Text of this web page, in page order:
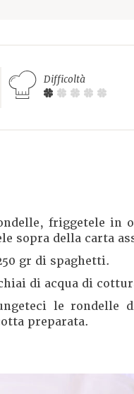
Difficoltà
friggetele in
sopra della carta
gr di spaghetti.
di acqua di
le rondelle
preparata.